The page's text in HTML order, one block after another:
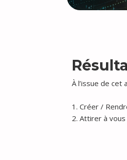
À l’issue de
1. Créer /
2. Attirer à